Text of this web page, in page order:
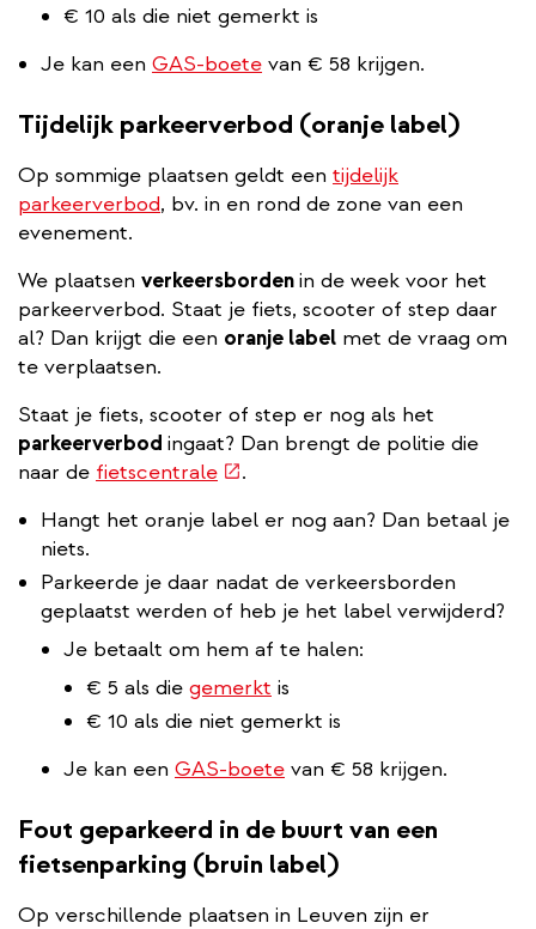
€ 10 als die niet gemerkt is
Je kan een GAS-boete van € 58 krijgen.
Tijdelijk parkeerverbod (oranje label)
Op sommige plaatsen geldt een tijdelijk
parkeerverbod, bv. in en rond de zone van een
evenement.
We plaatsen verkeersbordenin de week voor het
parkeerverbod. Staat je fiets, scooter of step daar
al? Dan krijgt die een oranje label met de vraag om
te verplaatsen.
Staat je fiets, scooter of step er nog als het
parkeerverbod ingaat? Dan brengt de politie die
naar de fietscentrale(externe
.
Hangt het oranje label er nog aan? Dan betaal je
niets.
Parkeerde je daar nadat de verkeersborden
geplaatst werden of heb je het label verwijderd?
Je betaalt om hem af te halen:
€ 5 als die gemerkt is
€ 10 als die niet gemerkt is
Je kan een GAS-boete van € 58 krijgen.
Fout geparkeerd in de buurt van een
fietsenparking (bruin label)
Op verschillende plaatsen in Leuven zijn er